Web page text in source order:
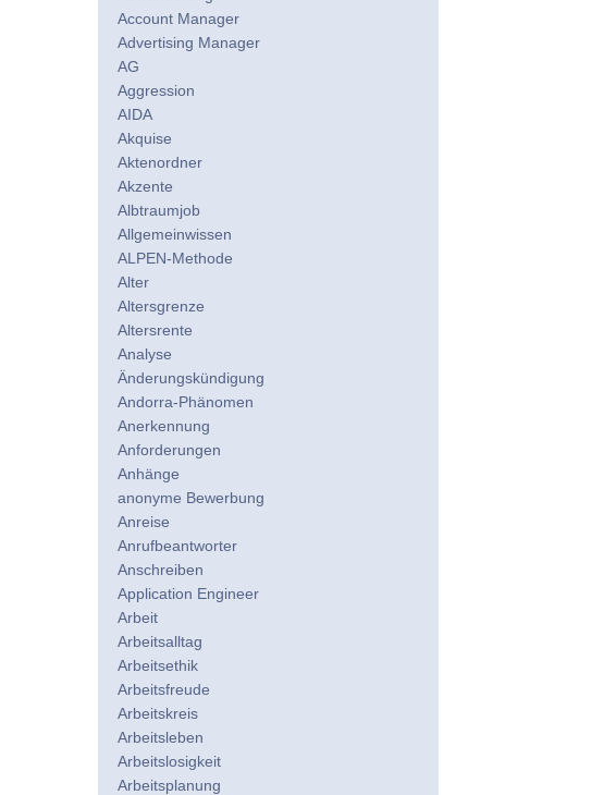
Account Manager
Advertising Manager
AG
Aggression
AIDA
Akquise
Aktenordner
Akzente
Albtraumjob
Allgemeinwissen
ALPEN-Methode
Alter
Altersgrenze
Altersrente
Analyse
Änderungskündigung
Andorra-Phänomen
Anerkennung
Anforderungen
Anhänge
anonyme Bewerbung
Anreise
Anrufbeantworter
Anschreiben
Application Engineer
Arbeit
Arbeitsalltag
Arbeitsethik
Arbeitsfreude
Arbeitskreis
Arbeitsleben
Arbeitslosigkeit
Arbeitsplanung